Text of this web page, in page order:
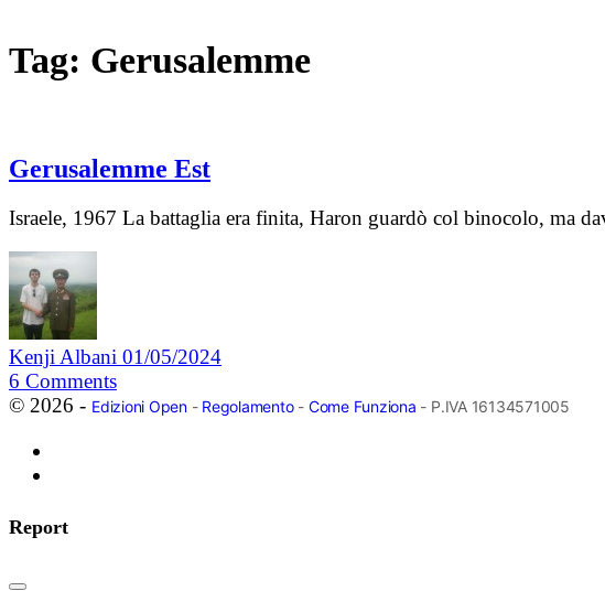
Tag: Gerusalemme
Gerusalemme Est
Israele, 1967 La battaglia era finita, Haron guardò col binocolo, ma
Kenji Albani 01/05/2024
6 Comments
© 2026 - Edizioni Open- Regolamento- Come Funziona - P.IVA 16134571005
Report